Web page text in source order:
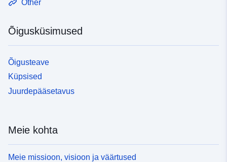
Other
Õigusküsimused
Õigusteave
Küpsised
Juurdepääsetavus
Meie kohta
Meie missioon, visioon ja väärtused